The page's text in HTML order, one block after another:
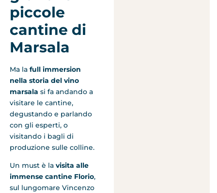
piccole
cantine di
Marsala
Ma la full immersion
nella storia del vino
marsala si fa andando a
visitare le cantine,
degustando e parlando
con gli esperti, o
visitando i bagli di
produzione sulle colline.
Un must è la visita alle
immense cantine Florio,
sul lungomare Vincenzo